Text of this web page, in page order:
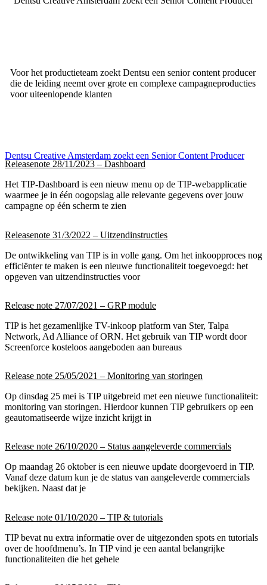
Voor het productieteam zoekt Dentsu een senior content producer
die de leiding neemt over grote en complexe campagneproducties
voor uiteenlopende klanten
Dentsu Creative Amsterdam zoekt een Senior Content Producer
Releasenote 28/11/2023 – Dashboard
Het TIP-Dashboard is een nieuw menu op de TIP-webapplicatie
waarmee je in één oogopslag alle relevante gegevens over jouw
campagne op één scherm te zien
Releasenote 31/3/2022 – Uitzendinstructies
De ontwikkeling van TIP is in volle gang. Om het inkoopproces nog
efficiënter te maken is een nieuwe functionaliteit toegevoegd: het
opgeven van uitzendinstructies voor
Release note 27/07/2021 – GRP module
TIP is het gezamenlijke TV-inkoop platform van Ster, Talpa
Network, Ad Alliance of ORN. Het gebruik van TIP wordt door
Screenforce kosteloos aangeboden aan bureaus
Release note 25/05/2021 – Monitoring van storingen
Op dinsdag 25 mei is TIP uitgebreid met een nieuwe functionaliteit:
monitoring van storingen. Hierdoor kunnen TIP gebruikers op een
geautomatiseerde wijze inzicht krijgt in
Release note 26/10/2020 – Status aangeleverde commercials
Op maandag 26 oktober is een nieuwe update doorgevoerd in TIP.
Vanaf deze datum kun je de status van aangeleverde commercials
bekijken. Naast dat je
Release note 01/10/2020 – TIP & tutorials
TIP bevat nu extra informatie over de uitgezonden spots en tutorials
over de hoofdmenu’s. In TIP vind je een aantal belangrijke
functionaliteiten die het gehele